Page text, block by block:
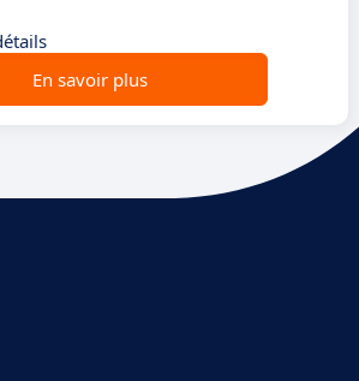
En savoir plus